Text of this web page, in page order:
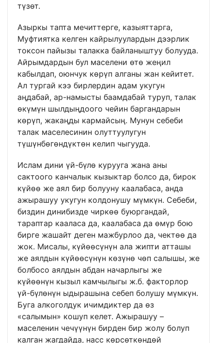
түзөт.
Азыркы тапта мечиттерге, казыяттарга,
Муфтиятка келген кайрылуулардын дээрлик
токсон пайызы талакка байланыштуу болууда.
Айрымдардын бул маселени өтө жеңил
кабылдап, оюнчук көрүп алганы жан кейитет.
Ал тургай кээ бирлердин адам укугун
аңдабай, ар-намысты баамдабай туруп, талак
өкүмүн шылдыңдоого чейин баргандарын
көрүп, жакаңды кармайсың. Мунун себеби
талак маселесинин олуттуулугун
түшүнбөгөндүктөн келип чыгууда.
Ислам дини үй-бүлө курууга жана аны
сактоого канчалык кызыктар болсо да, бирок
күйөө же аял бир болууну каалабаса, анда
ажырашуу укугун колдонушу мүмкүн. Себеби,
биздин динибизде чиркөө буюргандай,
тараптар кааласа да, каалабаса да өмүр бою
бирге жашайт деген мажбурлоо да, чектөө да
жок. Мисалы, күйөөсүнүн ала жипти атташы
же аялдын күйөөсүнүн көзүнө чөп салышы, же
болбосо аялдын абдан начарлыгы же
күйөөнүн кызыл камчылыгы ж.б. факторлор
үй-бүлөнүн ыдырашына себеп болушу мүмкүн.
Буга алкоголдук ичимдиктер да өз
«салымын» кошуп келет. Ажырашуу –
маселенин чечүүнүн бирден бир жолу болуп
калган жагдайда, насс көрсөткөндөй